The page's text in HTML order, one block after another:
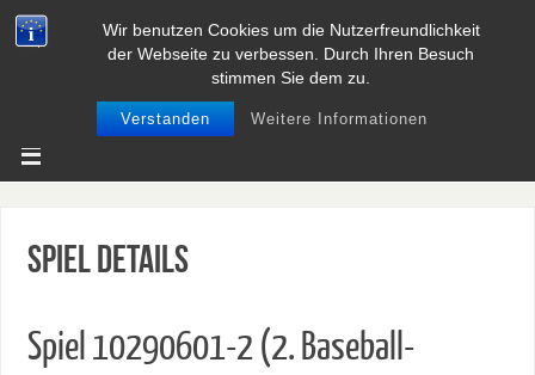
Wir benutzen Cookies um die Nutzerfreundlichkeit
der Webseite zu verbessen. Durch Ihren Besuch
stimmen Sie dem zu.
Verstanden Weitere Informationen
BASEBALL UND SOFTBALL IN
NIEDERSACHSEN
Spiel Details
Spiel 10290601-2 (2. Baseball-